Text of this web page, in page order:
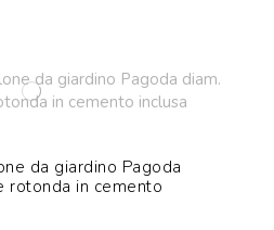
da giardino Pagoda
rotonda in cemento